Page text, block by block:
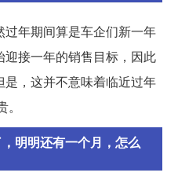
年期间算是车企们新一年
接一年的销售目标，因此
，这并不意味着临近过年
明明还有一个月，怎么